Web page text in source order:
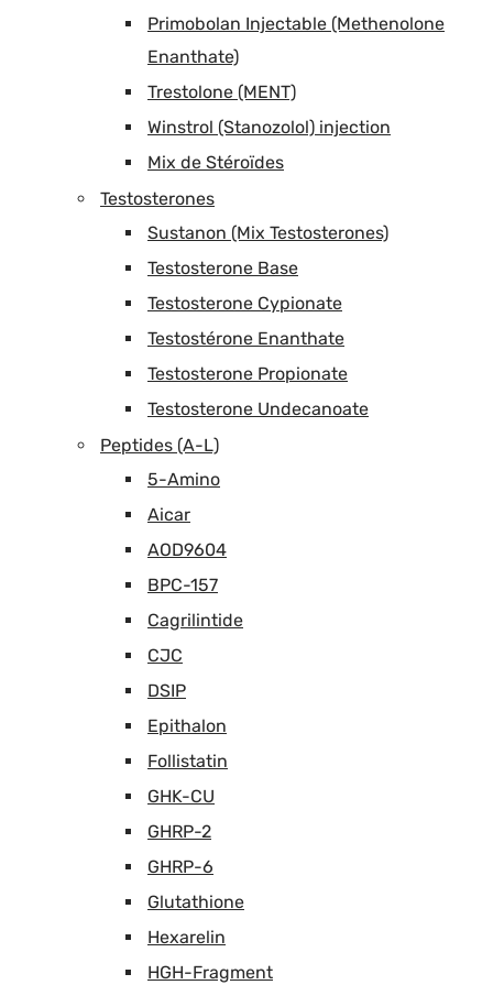
Primobolan Injectable (Methenolone
Enanthate)
Trestolone (MENT)
Winstrol (Stanozolol) injection
Mix de Stéroïdes
Testosterones
Sustanon (Mix Testosterones)
Testosterone Base
Testosterone Cypionate
Testostérone Enanthate
Testosterone Propionate
Testosterone Undecanoate
Peptides (A-L)
5-Amino
Aicar
AOD9604
BPC-157
Cagrilintide
CJC
DSIP
Epithalon
Follistatin
GHK-CU
GHRP-2
GHRP-6
Glutathione
Hexarelin
HGH-Fragment